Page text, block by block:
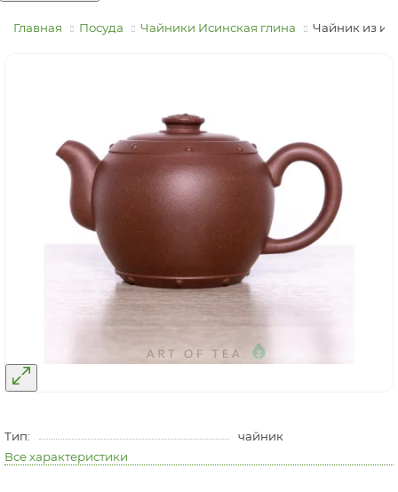
Главная Посуда Чайники Исинская глина Чайник из
Тип:
чайник
Все характеристики